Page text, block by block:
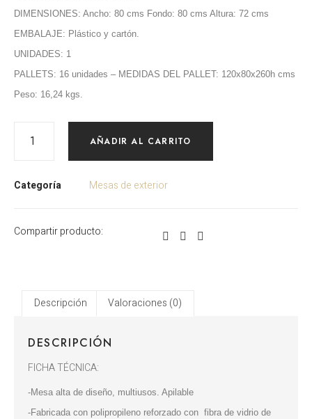
DIMENSIONES: Ancho: 80 cms Fondo: 80 cms Altura: 72 cms
EMBALAJE: Plástico y cartón.
UNIDADES: 1
PALLETS: 16 unidades – MEDIDAS DEL PALLET: 120x80x260h cms
Peso: 16,24 kgs.
AÑADIR AL CARRITO
Categoría Mesas de exterior
Compartir producto:
Descripción Valoraciones (0)
DESCRIPCIÓN
FICHA TÉCNICA:
-Mesa alta de diseño, multiusos. Apilable
-Fabricada con polipropileno reforzado con fibra de vidrio de